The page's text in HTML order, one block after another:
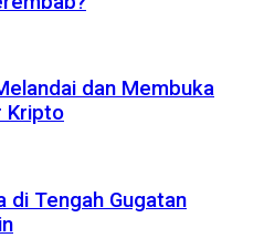
dan Membuka
Kripto
di Tengah Gugatan